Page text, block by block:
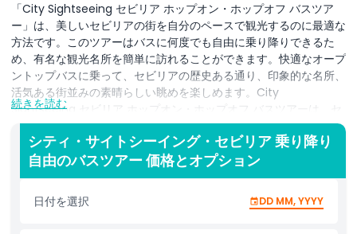
「City Sightseeing セビリア ホップオン・ホップオフ バスツア
ー」は、美しいセビリアの街を自分のペースで観光するのに最適な
方法です。このツアーはバスに何度でも自由に乗り降りできるた
め、有名な観光名所を簡単に訪れることができます。快適なオープ
ントップバスに乗って、セビリアの歴史ある通り、印象的な名所、
活気ある街並みの素晴らしい眺めを楽しめます。City
Sightseeing セビリア ホップオン・ホップオフ バスツアーは、セ
ビリア大聖堂、スペイン広場、トーレ・デル・オロ、トリアナ地区
などの主要観光地へ連れて行ってくれます。バスに乗り続けて音声
解説付きの全周ツアーを楽しむか、任意の停留所で降りてセビリア
をより詳しく探索するかを選べます。市内に複数の停留所があるた
め、このツアーはセビリアの見どころを効率よく柔軟に回る便利な
方法です。City Sightseeing セビリア ホップオン・ホップオフ バ
続きを読む
シティ・サイトシーイング・セビリア 乗り降り
自由のバスツアー 価格とオプション
日付を選択 DD MM, YYYY